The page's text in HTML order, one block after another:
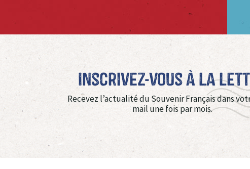
Inscrivez-vous à La
Recevez l’actualité du Souvenir Français dans
mail une fois par mois.